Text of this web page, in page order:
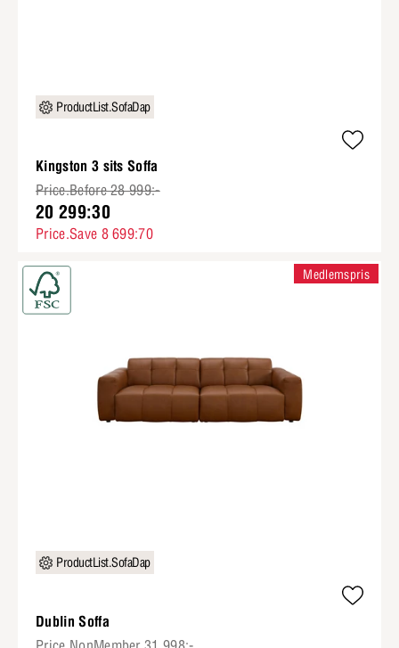
ProductList.SofaDap
Kingston 3 sits Soffa
Price.Before 28 999:-
20 299:30
Price.Save 8 699:70
ProductList.SofaDap
Dublin Soffa
Medlemspris